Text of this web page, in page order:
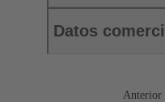
Datos
Anterior